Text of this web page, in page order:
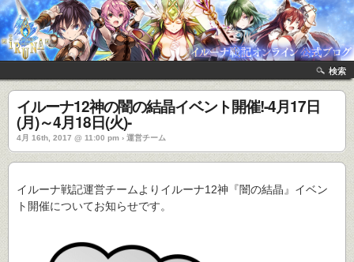
検索
イルーナ12神の闇の結晶イベント開催!-4月17日
(月)～4月18日(火)-
4月 16th, 2017 @ 11:00 pm › 運営チーム
イルーナ戦記運営チームよりイルーナ12神『闇の結晶』イベン
ト開催についてお知らせです。